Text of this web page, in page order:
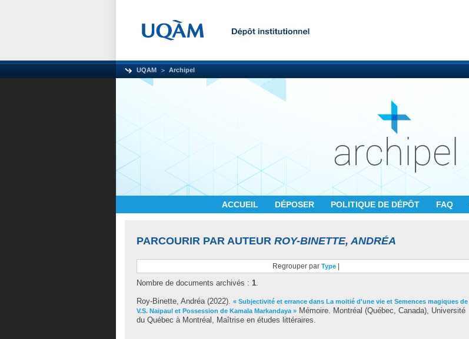
UQAM Archipel
ACCUEIL DÉPOSER POLITIQUE DE DÉPÔT FAQ
PARCOURIR PAR AUTEUR ROY-BINETTE, ANDRÉA
Regrouper par Type
Nombre de documents archivés : 1.
Roy-Binette, Andréa(2022). « Subjectivité et errance dans La moitié d'une vie et Semences magiques de
V.S. Naipaul et Possession de Kamala Markandaya » Mémoire. Montréal (Québec, Canada), Université
du Québec à Montréal, Maîtrise en études littéraires.